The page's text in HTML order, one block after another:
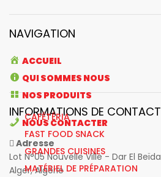
NAVIGATION
ACCUEIL
QUI SOMMES NOUS
NOS PRODUITS
CAFÉTÉRIA
FAST FOOD SNACK
GRANDES CUISINES
MATÉRIEL DE PRÉPARATION
NOUS CONTACTER
INFORMATIONS DE CONTACT
Adresse
Lot N°05 Nouvelle Ville - Dar El Beïda
Alger, Algérie